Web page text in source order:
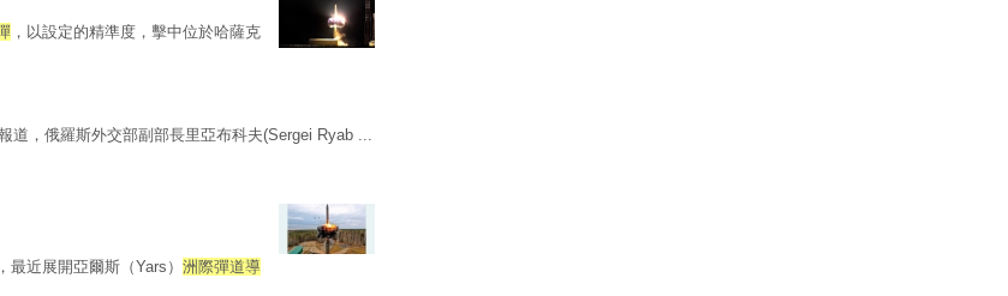
，以設定的精準度，擊中位於哈薩克
道，俄羅斯外交部副部長里亞布科夫(Sergei Ryab ...
近展開亞爾斯（Yars） 洲際彈道導